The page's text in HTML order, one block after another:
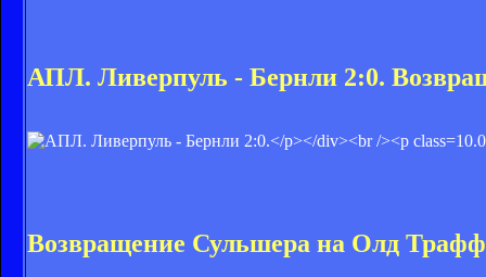
АПЛ. Ливерпуль - Бернли 2:0.
Возвращение Сульшера на Олд